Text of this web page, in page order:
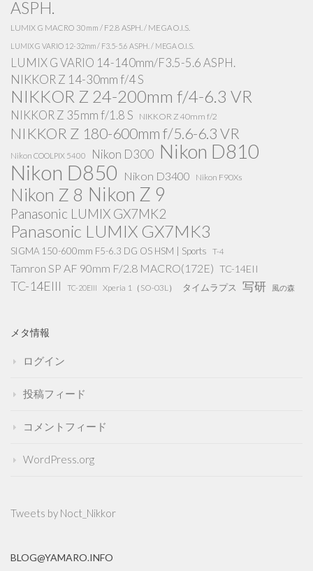
ASPH.
LUMIX G MACRO 30mm / F2.8 ASPH. / MEGA O.I.S.
LUMIX G VARIO 12-32mm / F3.5-5.6 ASPH. / MEGA O.I.S.
LUMIX G VARIO 14-140mm/F3.5-5.6 ASPH.
NIKKOR Z 14-30mm f/4 S
NIKKOR Z 24-200mm f/4-6.3 VR
NIKKOR Z 35mm f/1.8 S NIKKOR Z 40mm f/2
NIKKOR Z 180-600mm f/5.6-6.3 VR
Nikon COOLPIX 5400 Nikon D300 Nikon D810
Nikon D850 Nikon D3400 Nikon F90Xs
Nikon Z 8 Nikon Z 9
Panasonic LUMIX GX7MK2
Panasonic LUMIX GX7MK3
SIGMA 150-600mm F5-6.3 DG OS HSM | Sports T-4
Tamron SP AF 90mm F/2.8 MACRO(172E) TC-14EII
TC-14EIII TC-20EIII Xperia 1（SO-03L） タイムラプス 写研 風の森
メタ情報
ログイン
投稿フィード
コメントフィード
WordPress.org
Tweets by Noct_Nikkor
BLOG@YAMARO.INFO